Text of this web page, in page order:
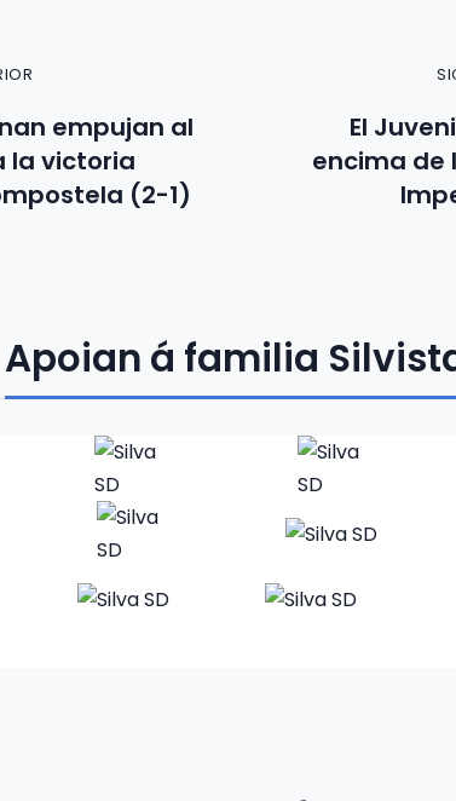
empujan al
la victoria
(2-1)
El
encima de
Apoian á familia